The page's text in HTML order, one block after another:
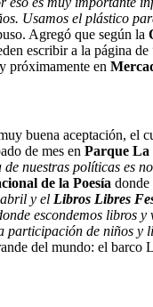
Usamos el plástico
Agregó que según la
escribir a la página de
y próximamente en
buena aceptación, el
de mes en Parque La
nuestras políticas es
de la Poesía donde
y el Libros Libres
escondemos libros
participación de niños y
del mundo: el barco